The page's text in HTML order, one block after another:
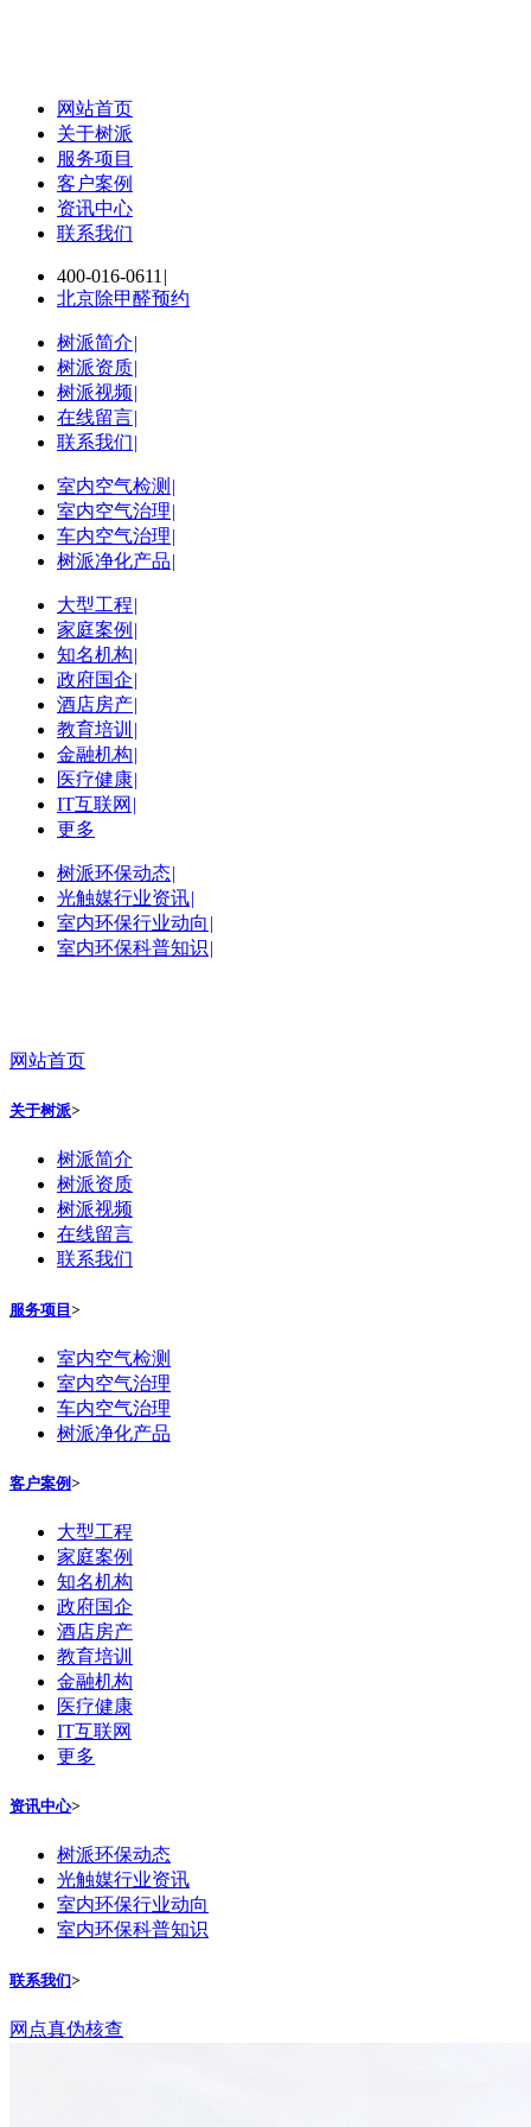
网站首页
关于树派
服务项目
客户案例
资讯中心
联系我们
400-016-0611 |
北京除甲醛预约
树派简介|
树派资质|
树派视频|
在线留言|
联系我们|
室内空气检测 |
室内空气治理|
车内空气治理|
树派净化产品|
大型工程|
家庭案例 |
知名机构|
政府国企|
酒店房产|
教育培训 |
金融机构|
医疗健康|
IT互联网 |
更多
树派环保动态|
光触媒行业资讯|
室内环保行业动向 |
室内环保科普知识|
网站首页
关于树派>
树派简介
树派资质
树派视频
在线留言
联系我们
服务项目 >
室内空气检测
室内空气治理
车内空气治理
树派净化产品
客户案例 >
大型工程
家庭案例
知名机构
政府国企
酒店房产
教育培训
金融机构
医疗健康
IT互联网
更多
资讯中心>
树派环保动态
光触媒行业资讯
室内环保行业动向
室内环保科普知识
联系我们>
网点真伪核查